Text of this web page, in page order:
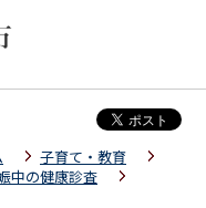
子育て・教育
中の健康診査